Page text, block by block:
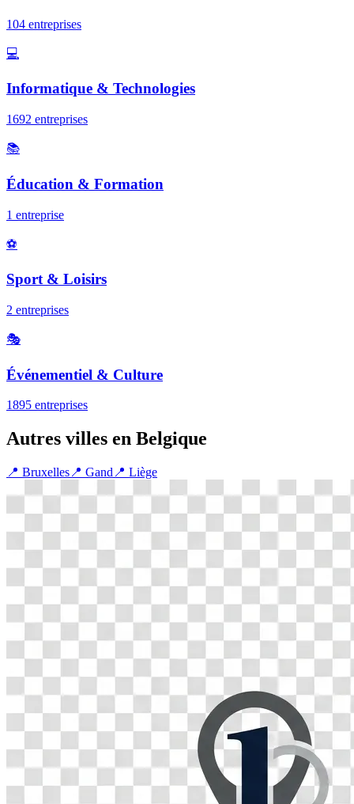
104 entreprises
💻
Informatique & Technologies
1692 entreprises
📚
Éducation & Formation
1 entreprise
⚽
Sport & Loisirs
2 entreprises
🎭
Événementiel & Culture
1895 entreprises
Autres villes en Belgique
📍 Bruxelles 📍 Gand 📍 Liège